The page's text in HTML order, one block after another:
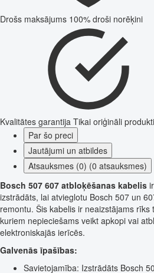
Drošs maksājums 100% droši norēķini
Kvalitātes garantija Tikai oriģināli produkti
Par šo preci
Jautājumi un atbildes
Atsauksmes (0) (0 atsauksmes)
Bosch 507 607 atbloķēšanas kabelis
izstrādāts, lai atvieglotu Bosch 507 un
remontu. Šis kabelis ir neaizstājams rīks
kuriem nepieciešams veikt apkopi vai
elektroniskajās ierīcēs.
Galvenās īpašības:
Savietojamība: Izstrādāts Bosch